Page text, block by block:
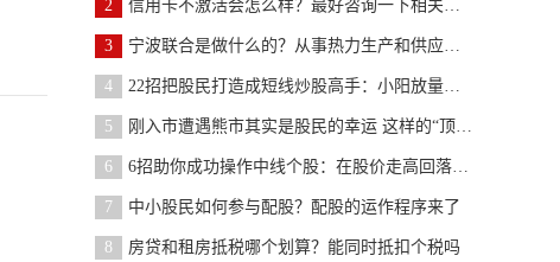
2 信用卡不激活会怎么样？最好咨询一下相关的银行
3 宁波联合是做什么的？从事热力生产和供应、房地产开
4 22招把股民打造成短线炒股高手：小阳放量滞涨等
5 刚入市遭遇熊市其实是股民的幸运 这样的“顶”真的
6 6招助你成功操作中线个股：在股价走高回落企稳时伺
7 中小股民如何参与配股？配股的运作程序来了
8 房贷和租房抵税哪个划算？能同时抵扣个税吗